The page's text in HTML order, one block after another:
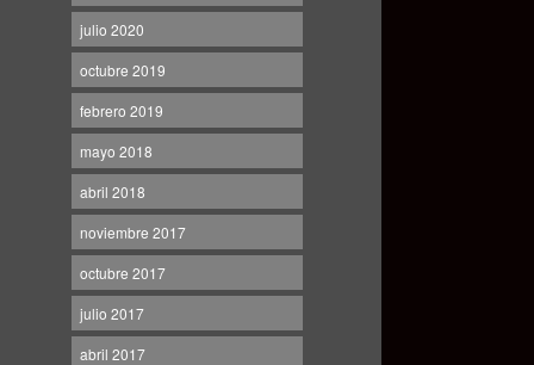
julio 2020
octubre 2019
febrero 2019
mayo 2018
abril 2018
noviembre 2017
octubre 2017
julio 2017
abril 2017